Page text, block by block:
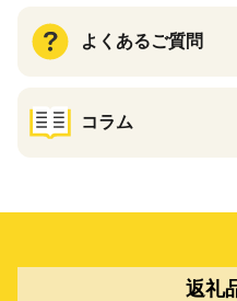
よくあるご質問
コラム
返礼